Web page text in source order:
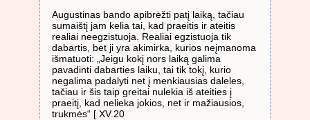
Augustinas bando apibrėžti patį laiką, tačiau
sumaištį jam kelia tai, kad praeitis ir ateitis
realiai neegzistuoja. Realiai egzistuoja tik
dabartis, bet ji yra akimirka, kurios neįmanoma
išmatuoti: „Jeigu kokį nors laiką galima
pavadinti dabarties laiku, tai tik tokį, kurio
negalima padalyti net į menkiausias daleles,
tačiau ir šis taip greitai nulekia iš ateities į
praeitį, kad nelieka jokios, net ir mažiausios,
trukmės“ [ XV.20